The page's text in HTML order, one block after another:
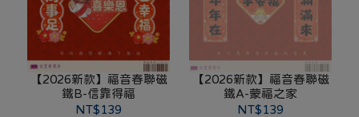
【2026新款】福音春聯磁
鐵B-信靠得福
NT$139
【2026新款】福音春聯磁
鐵A-蒙福之家
NT$139